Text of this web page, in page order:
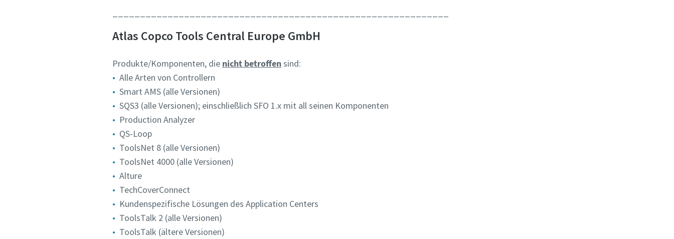
Atlas Copco Tools Central Europe GmbH
Produkte/Komponenten, die nicht betroffensind:
Alle Arten von Controllern
Smart AMS (alle Versionen)
SQS3 (alle Versionen); einschließlich SFO 1.x mit all seinen Komponenten
Production Analyzer
QS-Loop
ToolsNet 8 (alle Versionen)
ToolsNet 4000 (alle Versionen)
Alture
TechCoverConnect
Kundenspezifische Lösungen des Application Centers
ToolsTalk 2 (alle Versionen)
ToolsTalk (ältere Versionen)
Anti-Roboter-Verifizierung
Anti-Roboter-Verifizierung